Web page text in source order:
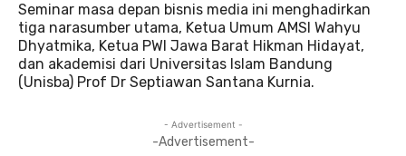
Seminar masa depan bisnis media ini menghadirkan
tiga narasumber utama, Ketua Umum AMSI Wahyu
Dhyatmika, Ketua PWI Jawa Barat Hikman Hidayat,
dan akademisi dari Universitas Islam Bandung
(Unisba) Prof Dr Septiawan Santana Kurnia.
- Advertisement -
-Advertisement-